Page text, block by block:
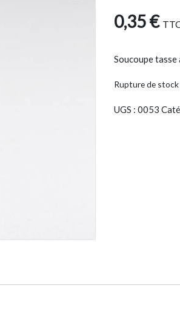
0,35€
Soucoupe tasse
Rupture de stock
UGS :0053